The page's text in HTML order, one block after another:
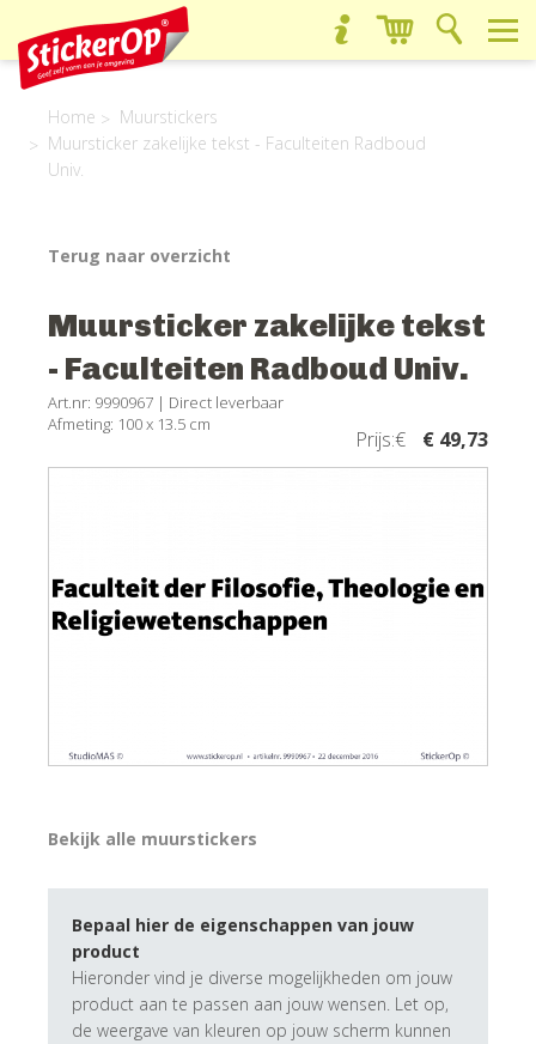
Home
Muurstickers
Muursticker zakelijke tekst - Faculteiten Radboud
Univ.
Terug naar overzicht
Muursticker zakelijke tekst
- Faculteiten Radboud Univ.
Art.nr: 9990967 | Direct leverbaar
Afmeting: 100 x 13.5 cm
Prijs:€ € 49,73
Bekijk alle muurstickers
Bepaal hier de eigenschappen van jouw
product
Hieronder vind je diverse mogelijkheden om jouw
product aan te passen aan jouw wensen. Let op,
de weergave van kleuren op jouw scherm kunnen